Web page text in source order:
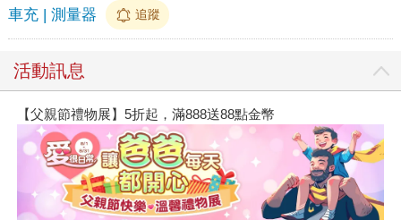
車充 | 測量器
追蹤
活動訊息
【父親節禮物展】5折起，滿888送88點金幣